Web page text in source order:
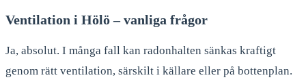
Ventilation i Hölö – vanliga frågor
Ja, absolut. I många fall kan radonhalten sänkas kraftigt
genom rätt ventilation, särskilt i källare eller på bottenplan.